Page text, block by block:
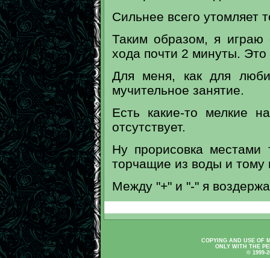
Сильнее всего утомляет
Таким образом, я играю
хода почти 2 минуты. Это
Для меня, как для
мучительное занятие.
Есть какие-то мелкие
отсутствует.
Ну прорисовка местами
торчащие из воды и тому
Между "+" и "-" я
COPYING AND USE OF
ONLY WITH THE
© 1999-